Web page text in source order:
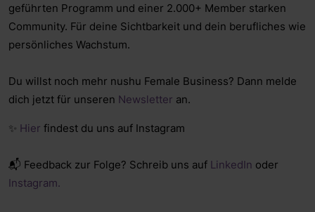
geführten Programm und einer 2.000+ Member starken
Community. Für deine Sichtbarkeit und dein berufliches wie
persönliches Wachstum.
Du willst noch mehr nushu Female Business? Dann melde
dich jetzt für unseren Newsletter an.
✨ Hier findest du uns auf Instagram
📬 Feedback zur Folge? Schreib uns auf LinkedIn oder
Instagram.